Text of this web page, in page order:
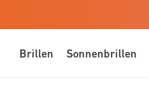
Brillen Sonnenbrillen